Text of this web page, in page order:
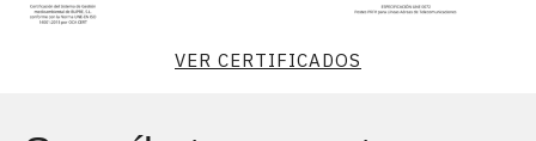
VER CERTIFICADOS